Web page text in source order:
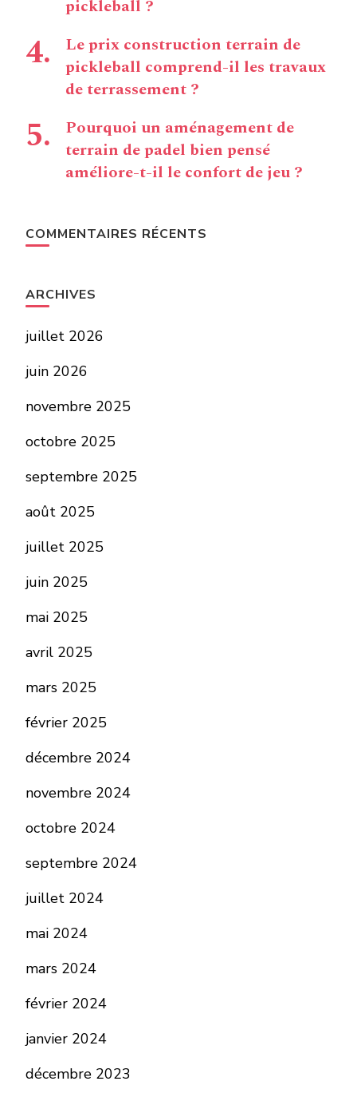
pickleball ?
Le prix construction terrain de
pickleball comprend-il les travaux
de terrassement ?
Pourquoi un aménagement de
terrain de padel bien pensé
améliore-t-il le confort de jeu ?
COMMENTAIRES RÉCENTS
ARCHIVES
juillet 2026
juin 2026
novembre 2025
octobre 2025
septembre 2025
août 2025
juillet 2025
juin 2025
mai 2025
avril 2025
mars 2025
février 2025
décembre 2024
novembre 2024
octobre 2024
septembre 2024
juillet 2024
mai 2024
mars 2024
février 2024
janvier 2024
décembre 2023